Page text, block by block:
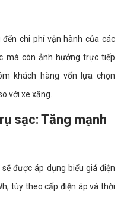
chi phí vận hành của các
mà còn ảnh hưởng trực tiếp
khách hàng vốn lựa chọn
với xe xăng.
sạc: Tăng mạnh
được áp dụng biểu giá điện
tùy theo cấp điện áp và thời